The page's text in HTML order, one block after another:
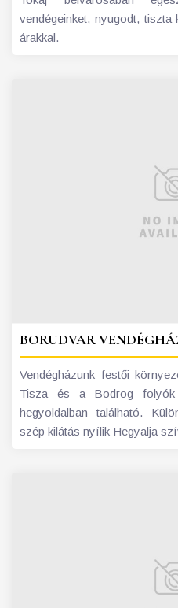
vendégeinket, nyugodt, tiszta
árakkal.
BORUDVAR
Vendégházunk festői
Tisza és a Bodrog
hegyoldalban található.
szép kilátás nyílik Hegyalja